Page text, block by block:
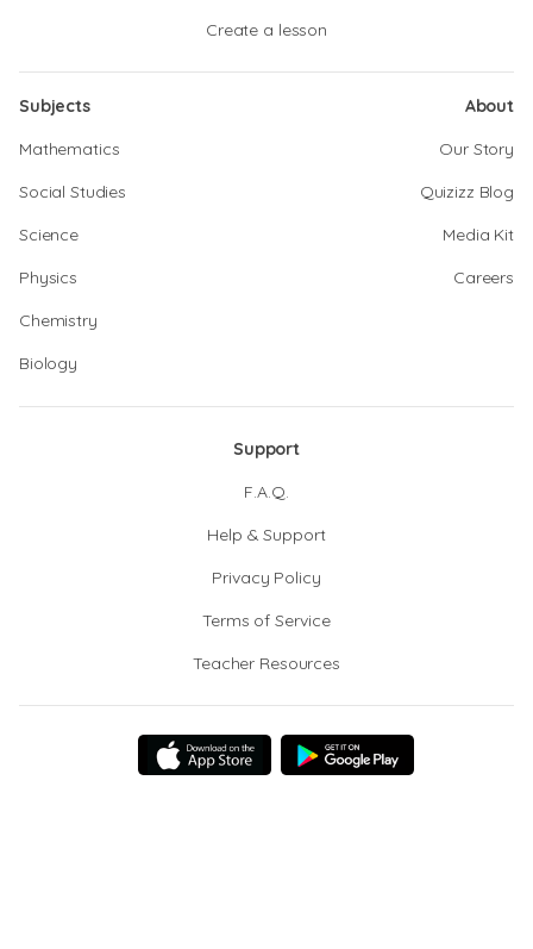
Create a lesson
Subjects
Mathematics
Social Studies
Science
Physics
Chemistry
Biology
About
Our Story
Quizizz Blog
Media Kit
Careers
Support
F.A.Q.
Help & Support
Privacy Policy
Terms of Service
Teacher Resources